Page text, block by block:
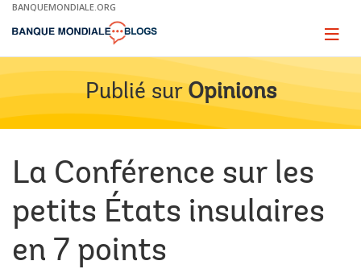
Skip
Main
BANQUEMONDIALE.ORG
Page
Publié sur Opinions
La Conférence sur les
petits États insulaires
en 7 points